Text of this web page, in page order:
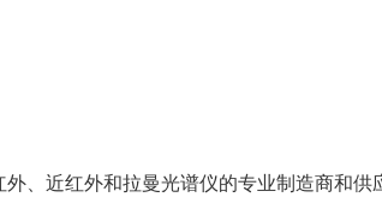
、近红外和拉曼光谱仪的专业制造商和供